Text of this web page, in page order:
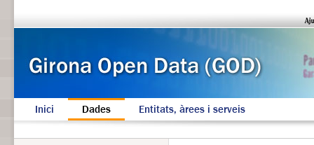
Inici Dades Entitats, àrees i serveis